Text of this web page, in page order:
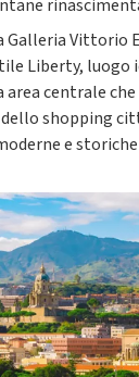
Galleria Vittorio
Liberty, luogo
area centrale
shopping
e